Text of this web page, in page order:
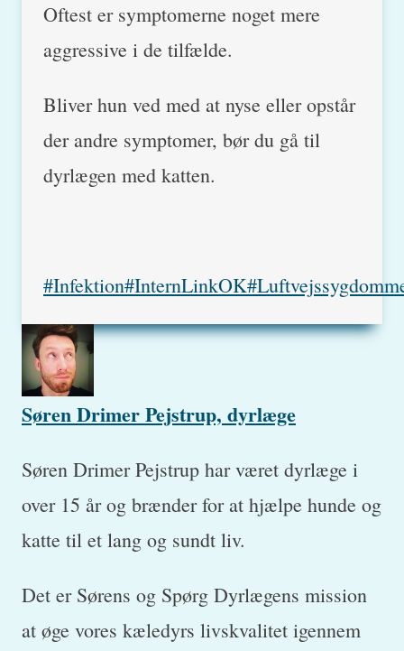
Oftest er symptomerne noget mere
aggressive i de tilfælde.
Bliver hun ved med at nyse eller opstår
der andre symptomer, bør du gå til
dyrlægen med katten.
Post
Tags:
#Infektion#InternLinkOK#
Søren Drimer Pejstrup, dyrlæge
Søren Drimer Pejstrup har været dyrlæge i
over 15 år og brænder for at hjælpe hunde og
katte til et lang og sundt liv.
Det er Sørens og Spørg Dyrlægens mission
at øge vores kæledyrs livskvalitet igennem